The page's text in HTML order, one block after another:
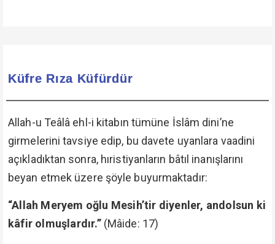
Küfre Rıza Küfürdür
Allah-u Teâlâ ehl-i kitabın tümüne İslâm dini’ne
girmelerini tavsiye edip, bu davete uyanlara vaadini
açıkladıktan sonra, hıristiyanların bâtıl inanışlarını
beyan etmek üzere şöyle buyurmaktadır:
“Allah Meryem oğlu Mesih’tir diyenler, andolsun ki
kâfir olmuşlardır.”(Mâide: 17)